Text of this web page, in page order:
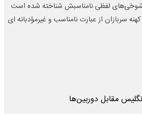
شوخی‌های لفظی نامناسبش شناخته شده است
سربازان از عبارت نامناسب و غیرمؤدبانه ای